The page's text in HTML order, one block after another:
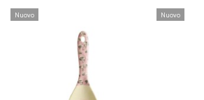
Nuovo Nuovo